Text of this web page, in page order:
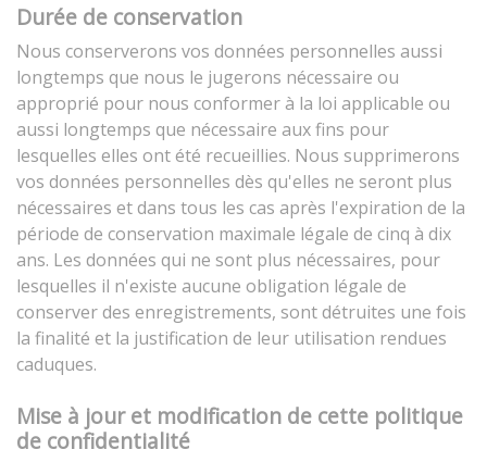
Durée de conservation
Nous conserverons vos données personnelles aussi
longtemps que nous le jugerons nécessaire ou
approprié pour nous conformer à la loi applicable ou
aussi longtemps que nécessaire aux fins pour
lesquelles elles ont été recueillies. Nous supprimerons
vos données personnelles dès qu'elles ne seront plus
nécessaires et dans tous les cas après l'expiration de la
période de conservation maximale légale de cinq à dix
ans. Les données qui ne sont plus nécessaires, pour
lesquelles il n'existe aucune obligation légale de
conserver des enregistrements, sont détruites une fois
la finalité et la justification de leur utilisation rendues
caduques.
Mise à jour et modification de cette politique
de confidentialité